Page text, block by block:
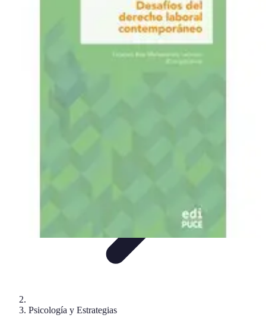
Carrera ProfesionalHistoriaRendimiento de
Psicología y Estrategias